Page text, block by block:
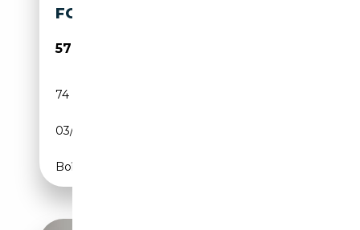
FOLIERT
57 980€
74 400 km
03/2008
Boîte automatique